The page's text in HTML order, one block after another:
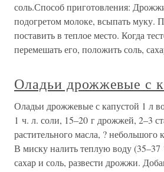
соль.Способ приготовления:
подогретом молоке, всыпать муку.
поставить в теплое место. Когда
перемешать его, положить соль,
Оладьи дрожжевые с
Оладьи дрожжевые с капустой 1 л
1 ч. л. соли, 15–20 г дрожжей, 2–3
растительного масла, ? небольшого
В миску налить теплую воду (35–37
сахар и соль, развести дрожжи.